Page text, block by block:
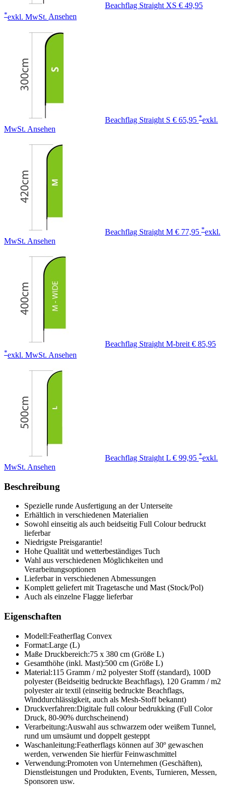
Beachflag Straight XS € 49,95
*exkl. MwSt. Ansehen
Beachflag Straight S € 65,95 *exkl.
MwSt. Ansehen
Beachflag Straight M € 77,95 *exkl.
MwSt. Ansehen
Beachflag Straight M-breit € 85,95
*exkl. MwSt. Ansehen
Beachflag Straight L € 99,95 *exkl.
MwSt. Ansehen
Beschreibung
Spezielle runde Ausfertigung an der Unterseite
Erhältlich in verschiedenen Materialien
Sowohl einseitig als auch beidseitig Full Colour bedruckt
lieferbar
Niedrigste Preisgarantie!
Hohe Qualität und wetterbeständiges Tuch
Wahl aus verschiedenen Möglichkeiten und
Verarbeitungsoptionen
Lieferbar in verschiedenen Abmessungen
Komplett geliefert mit Tragetasche und Mast (Stock/Pol)
Auch als einzelne Flagge lieferbar
Eigenschaften
Modell:Featherflag Convex
Format:Large (L)
Maße Druckbereich:75 x 380 cm (Größe L)
Gesamthöhe (inkl. Mast):500 cm (Größe L)
Material:115 Gramm / m2 polyester Stoff (standard), 100D
polyester (Beidseitig bedruckte Beachflags), 120 Gramm / m2
polyester air textil (einseitig bedruckte Beachflags,
Winddurchlässigkeit, auch als Mesh-Stoff bekannt)
Druckverfahren:Digitale full colour bedrukking (Full Color
Druck, 80-90% durchscheinend)
Verarbeitung:Auswahl aus schwarzem oder weißem Tunnel,
rund um umsäumt und doppelt gesteppt
Waschanleitung:Featherflags können auf 30º gewaschen
werden, verwenden Sie hierfür Feinwaschmittel
Verwendung:Promoten von Unternehmen (Geschäften),
Dienstleistungen und Produkten, Events, Turnieren, Messen,
Sponsoren usw.